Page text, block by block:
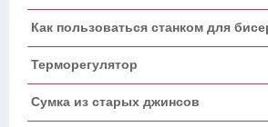
Как пользоваться станком для
Терморегулятор
Сумка из старых джинсов